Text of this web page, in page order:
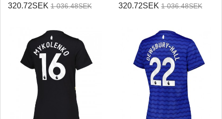
Damer 2025-26 Kortärmad
320.72SEK 1 036.48SEK
Damer 2025-26 Kortärmad
320.72SEK 1 036.48SEK